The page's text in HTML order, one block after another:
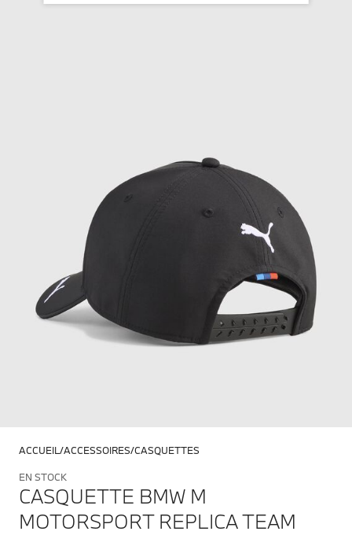
ACCUEIL ACCESSOIRES CASQUETTES
EN STOCK
CASQUETTE BMW M
MOTORSPORT REPLICA TEAM